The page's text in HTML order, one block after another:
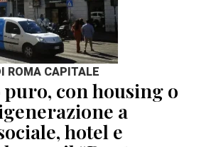
ROMA CAPITALE
con housing o
a
hotel e